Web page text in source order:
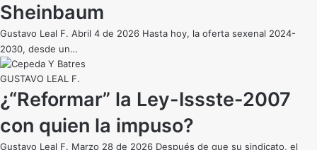
Sheinbaum
Gustavo Leal F. Abril 4 de 2026 Hasta hoy, la oferta sexenal 2024-
2030, desde un…
GUSTAVO LEAL F.
¿“Reformar” la Ley-Issste-2007
con quien la impuso?
Gustavo Leal F. Marzo 28 de 2026 Después de que su sindicato, el